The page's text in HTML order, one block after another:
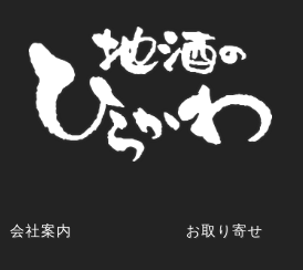
会社案内 お取り寄せ